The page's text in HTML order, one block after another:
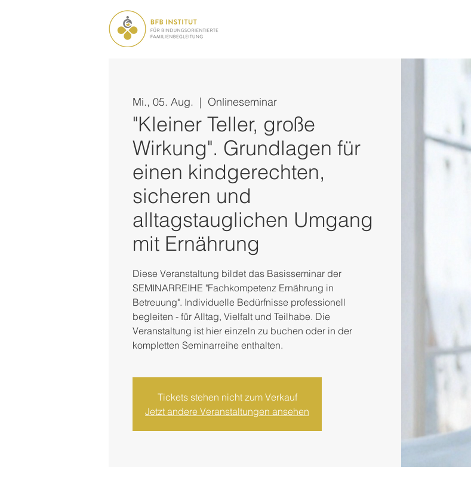
Mi., 05. Aug.
  |
Onlineseminar
"Kleiner Teller, große
Wirkung". Grundlagen für
einen kindgerechten,
sicheren und
alltagstauglichen Umgang
mit Ernährung
Diese Veranstaltung bildet das Basisseminar der
SEMINARREIHE "Fachkompetenz Ernährung in
Betreuung". Individuelle Bedürfnisse professionell
begleiten - für Alltag, Vielfalt und Teilhabe. Die
Veranstaltung ist hier einzeln zu buchen oder in der
kompletten Seminarreihe enthalten.
Tickets stehen nicht zum Verkauf
Jetzt andere Veranstaltungen ansehen